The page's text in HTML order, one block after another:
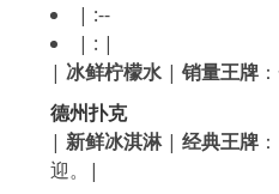
| :--
| : |
| 冰鲜柠檬水 | 销量王牌
德州扑克
| 新鲜冰淇淋| 经典王牌
迎。|